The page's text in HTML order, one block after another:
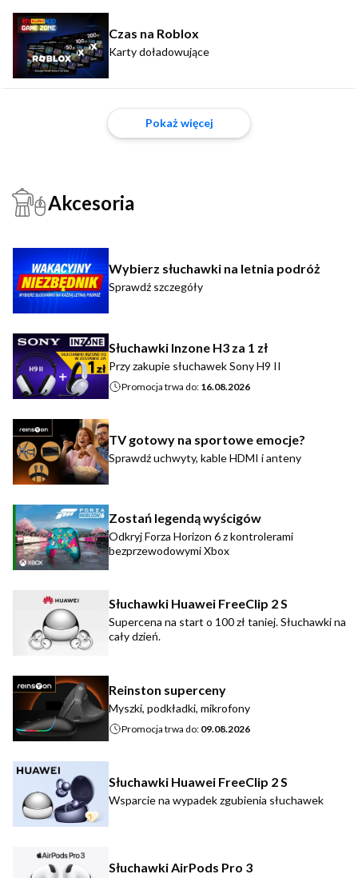
Czas na Roblox
Karty doładowujące
Pokaż więcej
Akcesoria
Wybierz słuchawki na letnia podróż
Sprawdź szczegóły
Słuchawki Inzone H3 za 1 zł
Przy zakupie słuchawek Sony H9 II
Promocja trwa do: 16.08.2026
TV gotowy na sportowe emocje?
Sprawdź uchwyty, kable HDMI i anteny
Zostań legendą wyścigów
Odkryj Forza Horizon 6 z kontrolerami
bezprzewodowymi Xbox
Słuchawki Huawei FreeClip 2 S
Supercena na start o 100 zł taniej. Słuchawki na
cały dzień.
Reinston superceny
Myszki, podkładki, mikrofony
Promocja trwa do: 09.08.2026
Słuchawki Huawei FreeClip 2 S
Wsparcie na wypadek zgubienia słuchawek
Słuchawki AirPods Pro 3